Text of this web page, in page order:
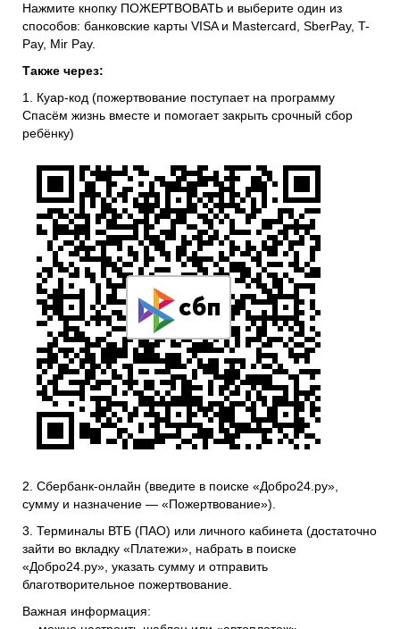
Нажмите кнопку ПОЖЕРТВОВАТЬ и выберите один из
способов: банковские карты VISA и Mastercard, SberPay, T-
Pay, Mir Pay.
Также через:
1. Куар-код (пожертвование поступает на программу
Спасём жизнь вместе и помогает закрыть срочный сбор
ребёнку)
2. Сбербанк-онлайн (введите в поиске «Добро24.ру»,
сумму и назначение — «Пожертвование»).
3. Терминалы ВТБ (ПАО) или личного кабинета (достаточно
зайти во вкладку «Платежи», набрать в поиске
«Добро24.ру», указать сумму и отправить
благотворительное пожертвование.
Важная информация: